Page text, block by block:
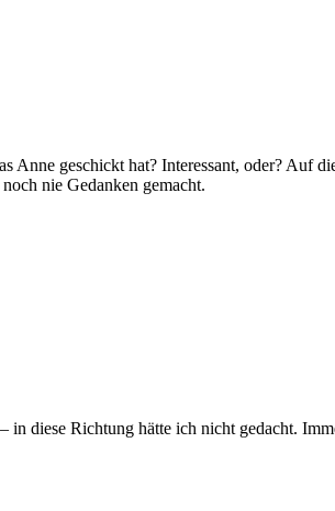
Anne geschickt hat? Interessant, oder?
nie Gedanken gemacht.
in diese Richtung hätte ich nicht gedacht.